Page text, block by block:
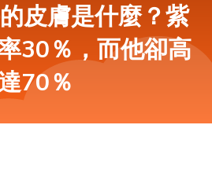
皮膚是什麼？紫
30％，而他卻高
70％